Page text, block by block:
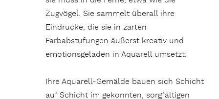
Zugvögel. Sie sammelt überall ihre
Eindrücke, die sie in zarten
Farbabstufungen äußerst kreativ und
emotionsgeladen in Aquarell umsetzt.
Ihre Aquarell-Gemälde bauen sich Schicht
auf Schicht im gekonnten, sorgfältigen